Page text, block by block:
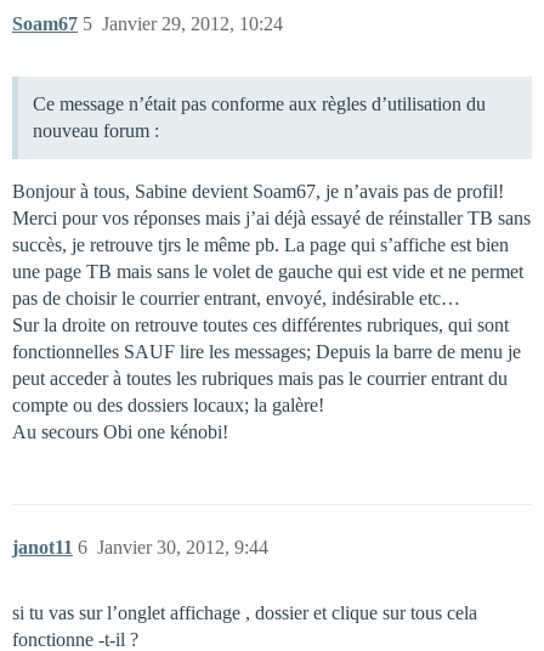
Soam67 Janvier 29, 2012, 10:24
5
Ce message n’était pas conforme aux règles d’utilisation du
nouveau forum :
Bonjour à tous, Sabine devient Soam67, je n’avais pas de profil!
Merci pour vos réponses mais j’ai déjà essayé de réinstaller TB sans
succès, je retrouve tjrs le même pb. La page qui s’affiche est bien
une page TB mais sans le volet de gauche qui est vide et ne permet
pas de choisir le courrier entrant, envoyé, indésirable etc…
Sur la droite on retrouve toutes ces différentes rubriques, qui sont
fonctionnelles SAUF lire les messages; Depuis la barre de menu je
peut acceder à toutes les rubriques mais pas le courrier entrant du
compte ou des dossiers locaux; la galère!
Au secours Obi one kénobi!
janot11 Janvier 30, 2012, 9:44
6
si tu vas sur l’onglet affichage , dossier et clique sur tous cela
fonctionne -t-il ?